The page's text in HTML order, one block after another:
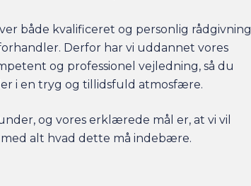
både kvalificeret og personlig rådgivning
Derfor har vi uddannet vores
og professionel vejledning, så du
i en tryg og tillidsfuld atmosfære.
og vores erklærede mål er, at vi vil
alt hvad dette må indebære.